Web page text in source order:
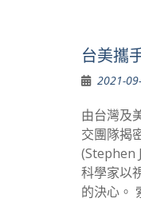
台美攜
2021-
由台灣及
交團隊揭
(Stephen
科學家以
的決心。